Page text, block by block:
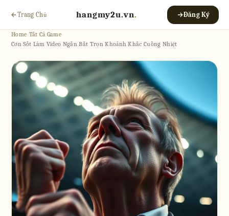
Trang Chủ hangmy2u.vn. Đăng Ký
Home›Tất Cả Game›
Cơn Sốt Làm Video Ngắn Bắt Trọn Khoảnh Khắc Cuồng Nhiệt